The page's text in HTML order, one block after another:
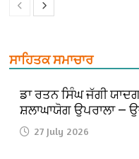
ਸਾਹਿਤਕ ਸਮਾਚਾਰ
ਡਾ ਰਤਨ ਸਿੰਘ ਜੱਗੀ
ਸ਼ਲਾਘਾਯੋਗ ਉਪਰਾਲਾ —
27 July 2026